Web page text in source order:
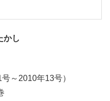
かし
～2010年13号）